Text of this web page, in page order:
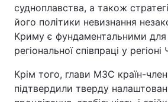
судноплавства, а також
його політики невизнання
Криму є фундаментальними
регіональної співпраці у
Крім того, глави МЗС країн-
підтвердили тверду